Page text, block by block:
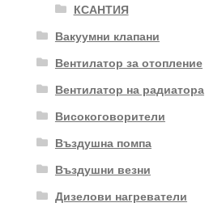
КСАНТИЯ
Вакуумни клапани
Вентилатор за отопление
Вентилатор на радиатора
Високоговорители
Въздушна помпа
Въздушни везни
Дизелови нагреватели